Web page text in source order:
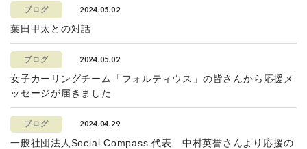
ブログ 2024.05.02
葉田甲太との対話
ブログ 2024.05.02
女子カーリングチーム「フォルティウス」の皆さんから応援メ
ッセージが届きました
ブログ 2024.04.29
一般社団法人Social Compass 代表 中村英誉さんより応援の